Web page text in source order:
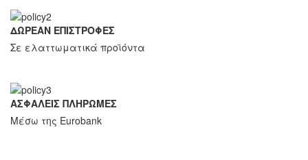
ΔΩΡΕΑΝ ΕΠΙΣΤΡΟΦΕΣ
Σε ελαττωματικά προϊόντα
ΑΣΦΑΛΕΙΣ ΠΛΗΡΩΜΕΣ
Μέσω της Eurobank